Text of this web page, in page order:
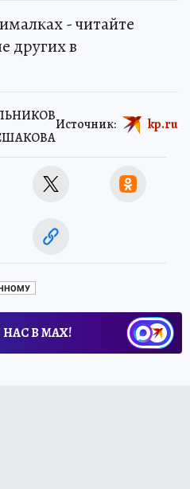
- читайте
других в
Источник: kp.ru
В МАХ!